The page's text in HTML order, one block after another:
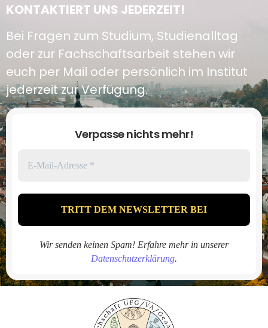
KONTAKTIERT UNS JEDERZEIT!
Bei Fragen zum Studium, Studienalltag
oder zur Fachschaftsarbeit stehen wir
euch per Mail oder persönlich im Institut
jederzeit zur Verfügung.
Verpasse nichts mehr!
Wir senden keinen Spam! Erfahre mehr in unserer
Datenschutzerklärung.